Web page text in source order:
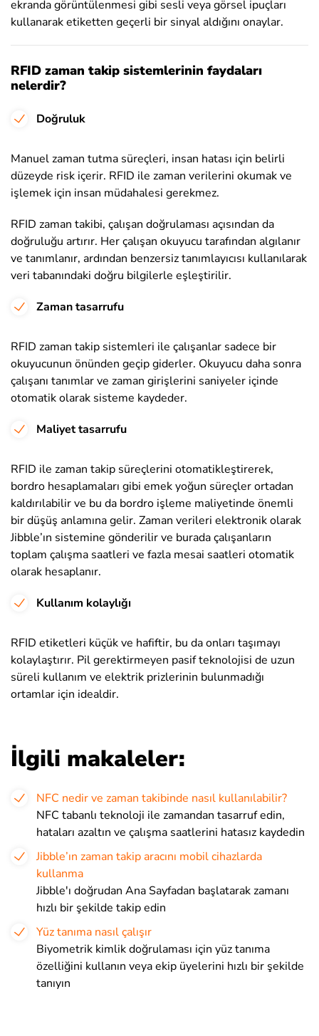
ekranda görüntülenmesi gibi sesli veya görsel ipuçları
kullanarak etiketten geçerli bir sinyal aldığını onaylar.
RFID zaman takip sistemlerinin faydaları
nelerdir?
Doğruluk
Manuel zaman tutma süreçleri, insan hatası için belirli
düzeyde risk içerir. RFID ile zaman verilerini okumak ve
işlemek için insan müdahalesi gerekmez.
RFID zaman takibi, çalışan doğrulaması açısından da
doğruluğu artırır. Her çalışan okuyucu tarafından algılanır
ve tanımlanır, ardından benzersiz tanımlayıcısı kullanılarak
veri tabanındaki doğru bilgilerle eşleştirilir.
Zaman tasarrufu
RFID zaman takip sistemleri ile çalışanlar sadece bir
okuyucunun önünden geçip giderler. Okuyucu daha sonra
çalışanı tanımlar ve zaman girişlerini saniyeler içinde
otomatik olarak sisteme kaydeder.
Maliyet tasarrufu
RFID ile zaman takip süreçlerini otomatikleştirerek,
bordro hesaplamaları gibi emek yoğun süreçler ortadan
kaldırılabilir ve bu da bordro işleme maliyetinde önemli
bir düşüş anlamına gelir. Zaman verileri elektronik olarak
Jibble’ın sistemine gönderilir ve burada çalışanların
toplam çalışma saatleri ve fazla mesai saatleri otomatik
olarak hesaplanır.
Kullanım kolaylığı
RFID etiketleri küçük ve hafiftir, bu da onları taşımayı
kolaylaştırır. Pil gerektirmeyen pasif teknolojisi de uzun
süreli kullanım ve elektrik prizlerinin bulunmadığı
ortamlar için idealdir.
İlgili makaleler:
NFC nedir ve zaman takibinde nasıl kullanılabilir?
NFC tabanlı teknoloji ile zamandan tasarruf edin,
hataları azaltın ve çalışma saatlerini hatasız kaydedin
Jibble’ın zaman takip aracını mobil cihazlarda
kullanma
Jibble'ı doğrudan Ana Sayfadan başlatarak zamanı
hızlı bir şekilde takip edin
Yüz tanıma nasıl çalışır
Biyometrik kimlik doğrulaması için yüz tanıma
özelliğini kullanın veya ekip üyelerini hızlı bir şekilde
tanıyın